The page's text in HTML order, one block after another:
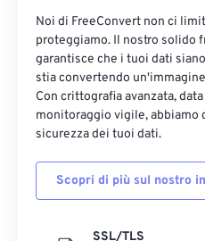
Noi di FreeConvert non ci
proteggiamo. Il nostro solido
garantisce che i tuoi dati
stia convertendo
Con crittografia avanzata,
monitoraggio vigile, abbiamo
sicurezza dei tuoi dati.
Scopri di più sul nostro
SSL/TLS